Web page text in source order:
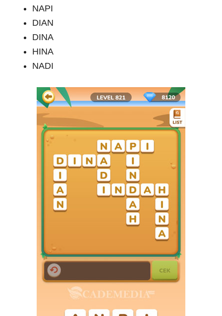
NAPI
DIAN
DINA
HINA
NADI